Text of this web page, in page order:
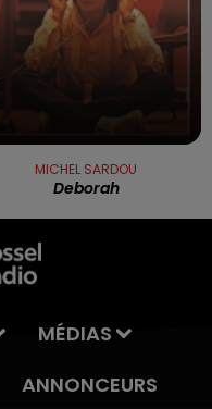
MICHEL SARDOU
Deborah
MÉDIAS
ANNONCEURS